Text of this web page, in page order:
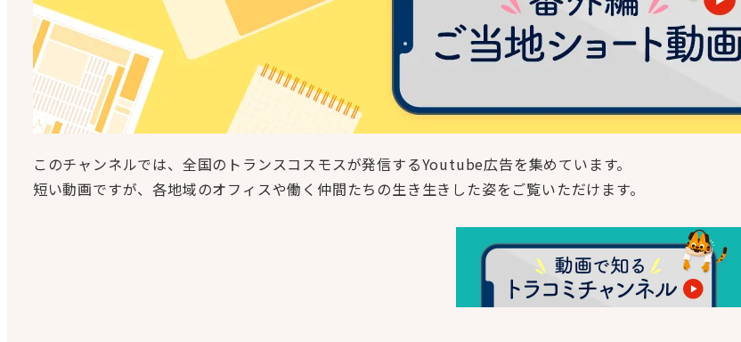
このチャンネルでは、全国のトランスコスモスが発信するYoutube広告を集めています。
短い動画ですが、各地域のオフィスや働く仲間たちの生き生きした姿をご覧いただけます。